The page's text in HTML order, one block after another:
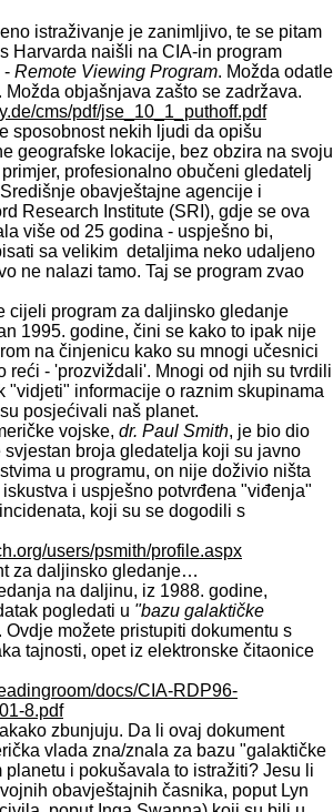
istraživanje je zanimljivo, te se pitam
Harvarda naišli na CIA-in program
- Remote Viewing Program. Možda odatle
objašnjava zašto se zadržava.
cms/pdf/jse_10_1_puthoff.pdf
sposobnost nekih ljudi da opišu
geografske lokacije, bez obzira na svoju
profesionalno obučeni gledatelj
obavještajne agencije i
Research Institute (SRI), gdje se ova
više od 25 godina - uspješno bi,
sa velikim detaljima neko udaljeno
ne nalazi tamo. Taj se program zvao
cijeli program za daljinsko gledanje
1995. godine, čini se kako to ipak nije
na činjenicu kako su mnogi učesnici
reći - 'prozviždali'. Mnogi od njih su tvrdili
"vidjeti" informacije o raznim skupinama
posjećivali naš planet.
vojske, dr. Paul Smith, je bio dio
svjestan broja gledatelja koji su javno
u programu, on nije doživio ništa
i uspješno potvrđena "viđenja"
koji su se dogodili s
users/psmith/profile.aspx
za daljinsko gledanje…
na daljinu, iz 1988. godine,
pogledati u "bazu galaktičke
možete pristupiti dokumentu s
tajnosti, opet iz elektronske čitaonice
docs/CIA-RDP96-
8.pdf
zbunjuju. Da li ovaj dokument
vlada zna/znala za bazu "galaktičke
i pokušavala to istražiti? Jesu li
obavještajnih časnika, poput Lyn